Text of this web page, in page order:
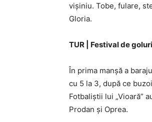
vişiniu. Tobe, fulare,
Gloria.
TUR | Festival de
În prima manşă a
cu 5 la 3, după ce
Fotbaliştii lui „Vioară”
Prodan şi Oprea.